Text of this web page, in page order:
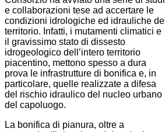
e collaborazioni tese ad accertare le
condizioni idrologiche ed idrauliche del
territorio. Infatti, i mutamenti climatici e
il gravissimo stato di dissesto
idrogeologico dell’intero territorio
piacentino, mettono spesso a dura
prova le infrastrutture di bonifica e, in
particolare, quelle realizzate a difesa
del rischio idraulico del nucleo urbano
del capoluogo.
La bonifica di pianura, oltre a